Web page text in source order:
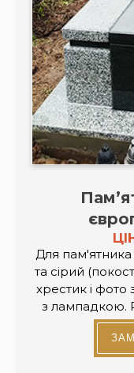
Для
та сірий
хрестик і фото
з лампадкою.